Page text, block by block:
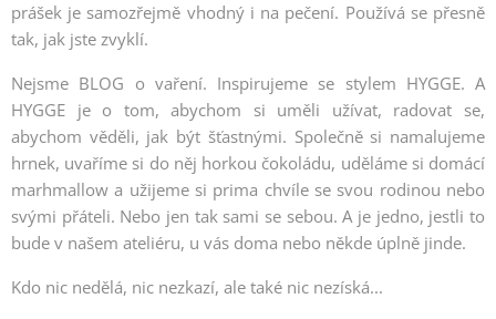
prášek je samozřejmě vhodný i na pečení. Používá se přesně
tak, jak jste zvyklí.
Nejsme BLOG o vaření. Inspirujeme se stylem HYGGE. A
HYGGE je o tom, abychom si uměli užívat, radovat se,
abychom věděli, jak být šťastnými. Společně si namalujeme
hrnek, uvaříme si do něj horkou čokoládu, uděláme si domácí
marhmallow a užijeme si prima chvíle se svou rodinou nebo
svými přáteli. Nebo jen tak sami se sebou. A je jedno, jestli to
bude v našem ateliéru, u vás doma nebo někde úplně jinde.
Kdo nic nedělá, nic nezkazí, ale také nic nezíská...